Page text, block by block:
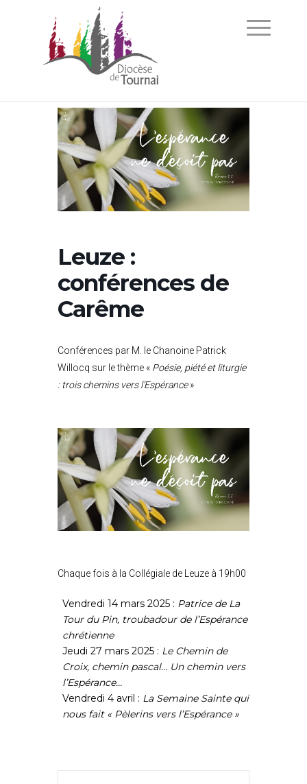
Leuze :
conférences de
Carême
Conférences par M. le Chanoine Patrick
Willocq sur le thème « Poésie, piété et liturgie
: trois chemins vers l’Espérance»
Chaque fois à la Collégiale de Leuze à 19h00
Vendredi 14 mars 2025 : Patrice de La
Tour du Pin, troubadour de l’Espérance
chrétienne
Jeudi 27 mars 2025 : Le Chemin de
Croix, chemin pascal… Un chemin vers
l’Espérance…
Vendredi 4 avril : La Semaine Sainte qui
nous fait « Pèlerins vers l’Espérance »